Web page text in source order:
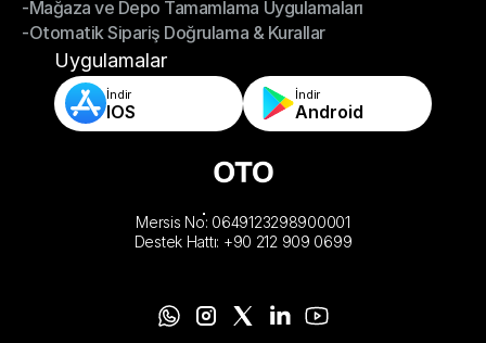
- Akıllı Sipariş Yönlendirme
-Mağaza ve Depo Tamamlama Uygulamaları
-Mağaza ve Depo Tamamlama Uygulamaları
-Otomatik Sipariş Doğrulama & Kurallar
-Otomatik Sipariş Doğrulama & Kurallar
Uygulamalar
İndir
IOS
İndir
Android
Mersis No: 0649123298900001
Destek Hattı: +90 212 909 0699